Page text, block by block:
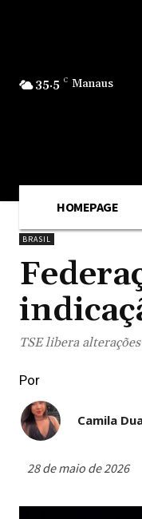
35.5 C Manaus
HOMEPAGE
BRASIL
TSE libera
Por
Camila
28 de maio de 2026